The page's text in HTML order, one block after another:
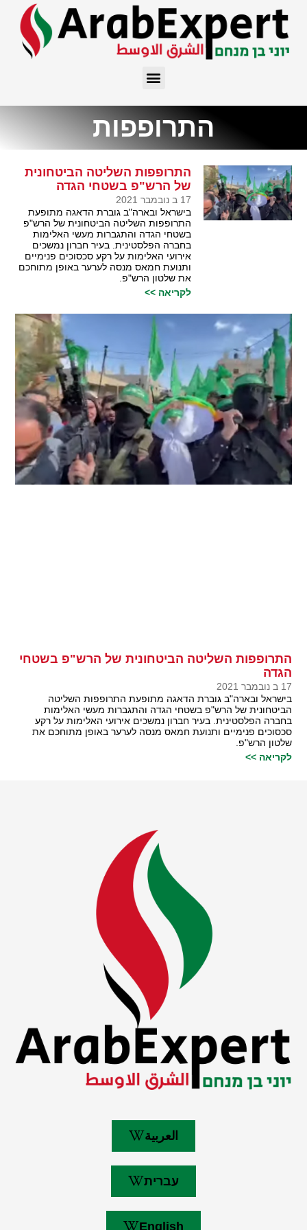
התרופפות
התרופפות השליטה הביטחונית
של הרש"פ בשטחי הגדה
17 ב נובמבר 2021
בישראל ובארה"ב גוברת הדאגה מתופעת
התרופפות השליטה הביטחונית של הרש"פ
בשטחי הגדה והתגברות מעשי האלימות
בחברה הפלסטינית. בעיר חברון נמשכים
אירועי האלימות על רקע סכסוכים פנימיים
ותנועת חמאס מנסה לערער באופן מתוחכם
את שלטון הרש"פ.
לקריאה >>
התרופפות השליטה הביטחונית של הרש"פ בשטחי
הגדה
17 ב נובמבר 2021
בישראל ובארה"ב גוברת הדאגה מתופעת התרופפות השליטה
הביטחונית של הרש"פ בשטחי הגדה והתגברות מעשי האלימות
בחברה הפלסטינית. בעיר חברון נמשכים אירועי האלימות על רקע
סכסוכים פנימיים ותנועת חמאס מנסה לערער באופן מתוחכם את
שלטון הרש"פ.
לקריאה >>
العربية
עברית
English